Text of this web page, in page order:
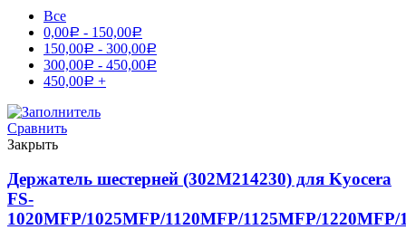
Все
0,00Р - 150,00Р
150,00Р - 300,00Р
300,00Р - 450,00Р
450,00Р +
Сравнить
Закрыть
Держатель шестерней (302M214230) для Kyocera
FS-
1020MFP/1025MFP/1120MFP/1125MFP/1220MFP/